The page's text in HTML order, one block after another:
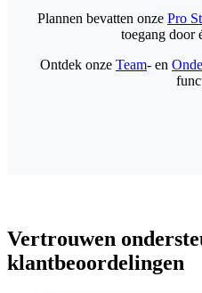
Plannen bevatten onze Pro
toegang door
Ontdek onze Team- en
Vertrouwen
klantbeoordelingen